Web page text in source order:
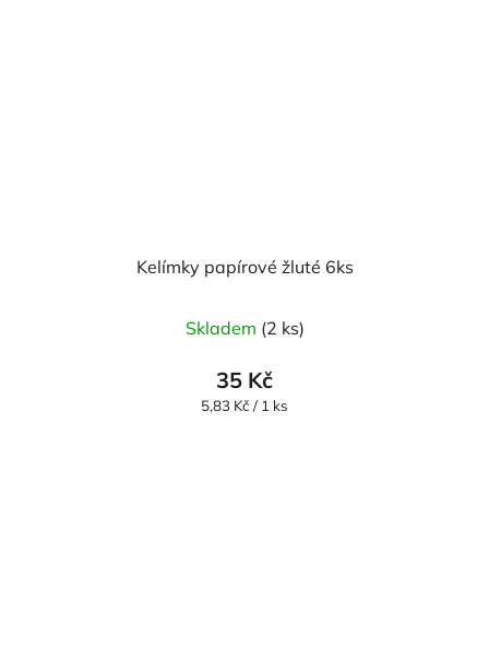
Kelímky papírové žluté 6ks
Skladem (2 ks)
35 Kč
Měrná
5,83 Kč / 1 ks